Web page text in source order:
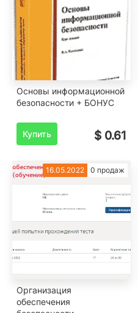
Основы информационной
безопасности + БОНУС
Купить $ 0.61
16.05.2022 0 продаж
Организация
обеспечения